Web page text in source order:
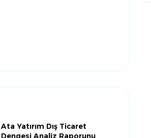
Ata Yatırım Dış Ticaret
Dengesi Analiz Raporunu